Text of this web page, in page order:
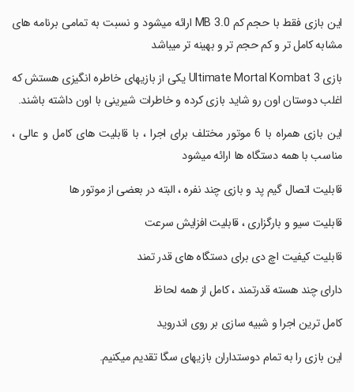
‏این بازی فقط با حجم کم 3.0 MB ارائه میشود و نسبت به تمامی برنامه های
مشابه کامل تر و کم حجم تر و بهینه تر میباشد
‏بازی Ultimate Mortal Kombat 3 یکی از بازیهای خاطره انگیزی هستش که
اغلب دوستان اون رو شاید بازی کرده و خاطرات شیرینی با اون داشته باشند.
‏این بازی همراه با 6 موتور مختلف برای اجرا ، با قابلیت های کامل و عالی ،
مناسب با همه دستگاه ها ارائه میشود
‏قابلیت اتصال گیم پد و بازی چند نفره ، البته در بعضی از موتور ها
‏قابلیت سیو و بارگزاری ، قابلیت افزایش سرعت
‏قابلیت کیفیت اچ دی برای دستگاه های قدر تمند
‏دارای چند هسته قدرتمند ، کامل از همه لحاظ
‏کامل ترین اجرا و شبیه سازی بر روی اندروید
‏این بازی را به تمام دوستداران بازیهای سگا تقدیم میکنیم.